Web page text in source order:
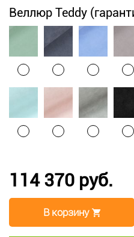
Веллюр Teddy
114 370 руб.
В корзину